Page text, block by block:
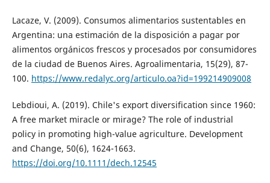
Lacaze, V. (2009). Consumos alimentarios sustentables en
Argentina: una estimación de la disposición a pagar por
alimentos orgánicos frescos y procesados por consumidores
de la ciudad de Buenos Aires. Agroalimentaria, 15(29), 87-
100. https://www.redalyc.org/articulo.oa?id=199214909008
Lebdioui, A. (2019). Chile's export diversification since 1960:
A free market miracle or mirage? The role of industrial
policy in promoting high-value agriculture. Development
and Change, 50(6), 1624-1663.
https://doi.org/10.1111/dech.12545